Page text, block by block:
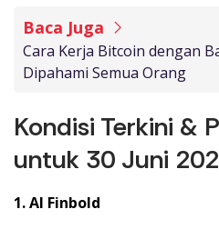
Baca Juga
Cara Kerja Bitcoin dengan
Dipahami Semua Orang
Kondisi Terkini &
untuk 30 Juni
1. AI Finbold